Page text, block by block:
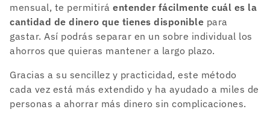
mensual, te permitirá entender fácilmente cuál es la
cantidad de dinero que tienes disponible para
gastar. Así podrás separar en un sobre individual los
ahorros que quieras mantener a largo plazo.
Gracias a su sencillez y practicidad, este método
cada vez está más extendido y ha ayudado a miles de
personas a ahorrar más dinero sin complicaciones.